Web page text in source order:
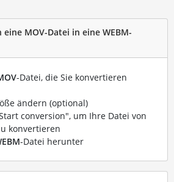
MOV-Datei in eine WEBM-
-Datei, die Sie konvertieren
ändern (optional)
conversion", um Ihre Datei von
konvertieren
-Datei herunter